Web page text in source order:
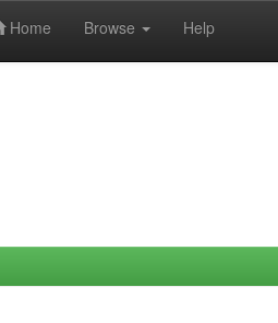
Home Browse Help